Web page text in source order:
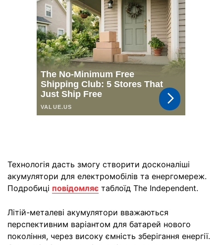
Технологія дасть змогу створити досконаліші
акумулятори для електромобілів та енергомереж.
Подробиці повідомляє таблоїд The Independent.
Літій-металеві акумулятори вважаються
перспективним варіантом для батарей нового
покоління, через високу ємність зберігання енергії.